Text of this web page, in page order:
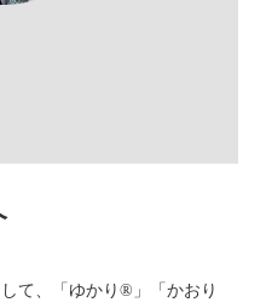
て、「ゆかり®」「かおり